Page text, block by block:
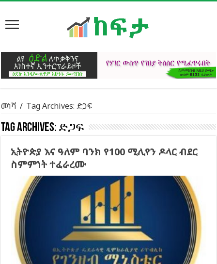
መነሻ / Tag Archives: ድጋፍ
Tag Archives: ድጋፍ
ኢትዮጵያ እና ዓለም ባንክ የ100 ሚሊየን ዶላር ብደር
ስምምነት ተፈራረሙ